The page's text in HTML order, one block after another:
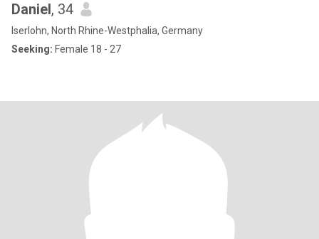
Daniel, 34
Iserlohn, North Rhine-Westphalia, Germany
Seeking: Female 18 - 27